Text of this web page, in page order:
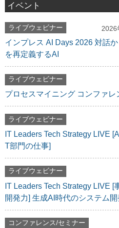
イベント
ライブウェビナー 2026
インプレス AI Days 2026 対話
を再定義するAI
ライブウェビナー
プロセスマイニング コンファレ
ライブウェビナー
IT Leaders Tech Strategy LIVE
T部門の仕事]
ライブウェビナー
IT Leaders Tech Strategy LIVE
開発力] 生成AI時代のシステム開
コンファレンス/セミナー